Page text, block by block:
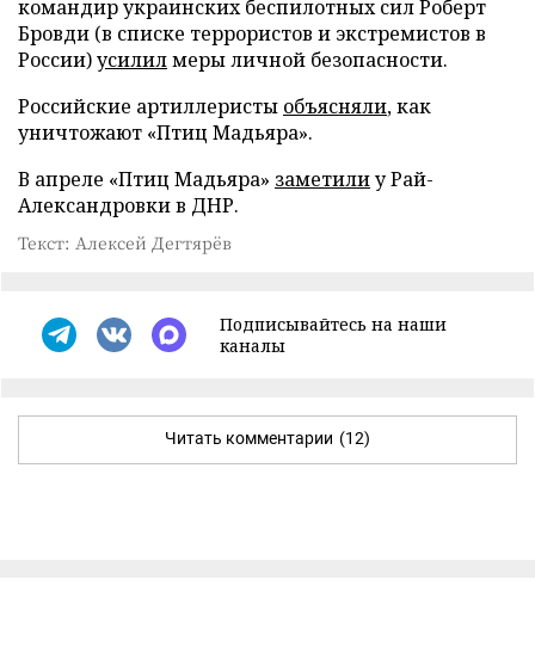
командир украинских беспилотных сил Роберт
Бровди (в списке террористов и экстремистов в
России)усилилмеры личной безопасности.
Российские артиллеристы объясняли, как
уничтожают «Птиц Мадьяра».
В апреле «Птиц Мадьяра» заметилиу Рай-
Александровки в ДНР.
Текст: Алексей Дегтярёв
Подписывайтесь на наши
каналы
Читать комментарии (12)